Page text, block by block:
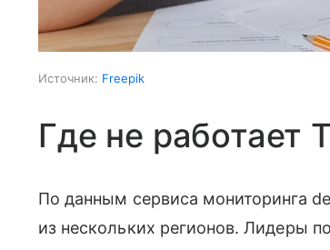
Источник: Freepik
Где не работает
По данным сервиса мониторинга
из нескольких регионов. Лидеры